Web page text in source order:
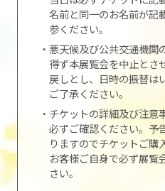
名前と同一のお名前が記
参ください。
・悪天候及び公共交通機
得ず本展覧会を中止とさ
戻しとし、日時の振替は
ご了承ください。
・チケットの詳細及び注
必ずご確認ください。予
りますのでチケットご購
お客様ご自身で必ず展覧
さい。